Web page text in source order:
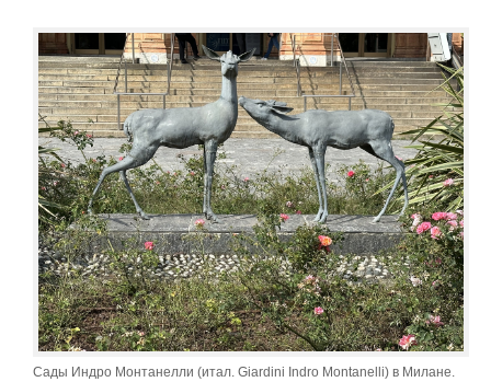
Сады Индро Монтанелли (итал. Giardini Indro Montanelli) в Милане.